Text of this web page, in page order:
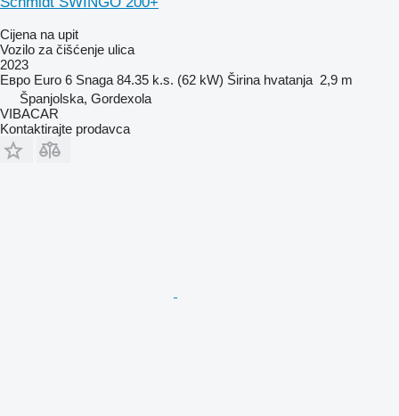
Cijena na upit
Vozilo za čišćenje ulica
2023
Евро Euro 6 Snaga 84.35 k.s. (62 kW) Širina hvatanja 2,9 m
Španjolska, Gordexola
VIBACAR
Kontaktirajte prodavca